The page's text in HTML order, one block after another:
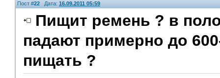
Пост #22 Дата: 16.09.2011 05:59
Пищит ремень ? в
падают примерно до
пищать ?